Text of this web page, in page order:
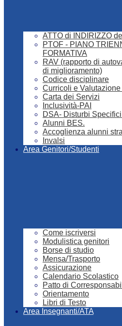
ATTO di INDIRIZZO
PTOF - PIANO
FORMATIVA
RAV (rapporto di
di miglioramento)
Codice disciplinare
Curricoli e Valutazione
Carta dei Servizi
Inclusività-PAI
DSA- Disturbi
Alunni BES.
Accoglienza alunni
Invalsi
Area Genitori/Studenti
Come iscriversi
Modulistica genitori
Borse di studio
Mensa/Trasporto
Assicurazione
Calendario Scolastico
Patto di
Orientamento
Libri di Testo
Area Insegnanti/ATA